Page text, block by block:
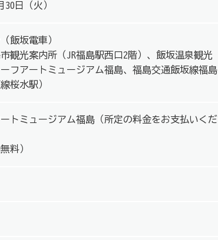
30日（火）
飯坂電車）
観光案内所（JR福島駅西口2階）、飯坂温泉観光
フアートミュージアム福島、福島交通飯坂線福島
桜水駅）
トミュージアム福島（所定の料金をお支払いくだ
料）